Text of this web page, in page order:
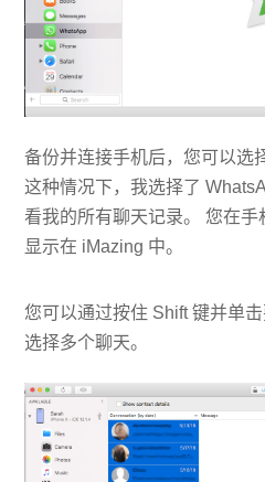
备份并连接手机后，您可以选
这种情况下，我选择了
看我的所有聊天记录。 您在
显示在 iMazing 中。
您可以通过按住 Shift 键并单
选择多个聊天。